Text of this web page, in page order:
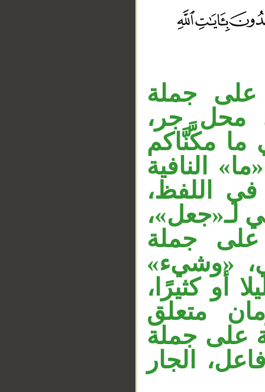
على جملة
محل جر،
ما مكَّنَّاكم
النافية
في اللفظ،
لـ«جعل»،
جملة
«وشيء»
أو كثيرًا،
متعلق
على جملة
الجار